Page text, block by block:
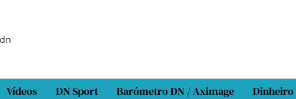
Vídeos DN Sport Barómetro DN / Aximage Dinheiro